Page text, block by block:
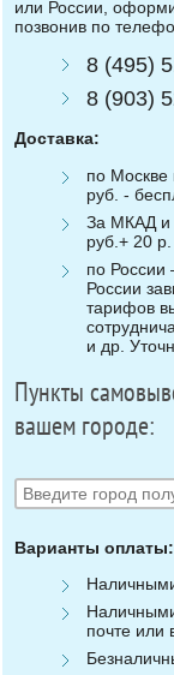
или России,
позвонив по
8 (495)
8 (903)
Доставка:
по Москве
руб. -
За МКАД и
руб.+ 20 р.
по России
России
тарифов
и др.
Пункты
вашем городе:
Варианты оплаты:
почте или